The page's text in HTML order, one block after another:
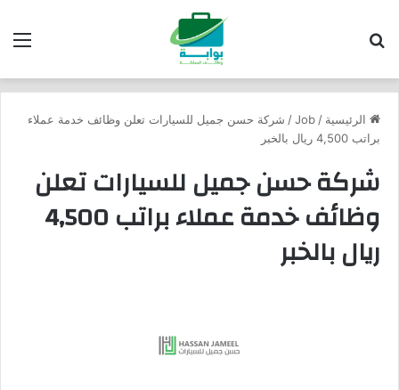
الرئيسية /
Job
/ شركة حسن جميل للسيارات تعلن وظائف خدمة عملاء
براتب 4,500 ريال بالخبر
شركة حسن جميل للسيارات تعلن
وظائف خدمة عملاء براتب 4,500
ريال بالخبر